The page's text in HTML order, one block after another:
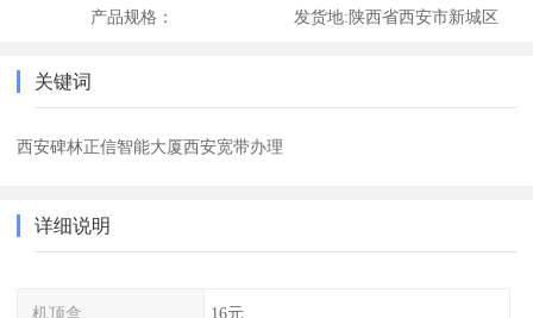
产品规格： 发货地:陕西省西安市新城区
关键词
西安碑林正信智能大厦西安宽带办理
详细说明
机顶盒 16元